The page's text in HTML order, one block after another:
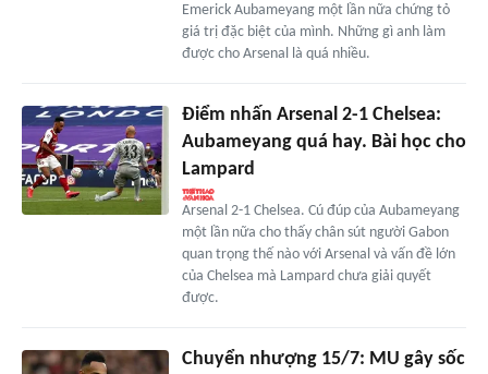
Emerick Aubameyang một lần nữa chứng tỏ
giá trị đặc biệt của mình. Những gì anh làm
được cho Arsenal là quá nhiều.
Điểm nhấn Arsenal 2-1 Chelsea:
Aubameyang quá hay. Bài học cho
Lampard
Arsenal 2-1 Chelsea. Cú đúp của Aubameyang
một lần nữa cho thấy chân sút người Gabon
quan trọng thế nào với Arsenal và vấn đề lớn
của Chelsea mà Lampard chưa giải quyết
được.
Chuyển nhượng 15/7: MU gây sốc